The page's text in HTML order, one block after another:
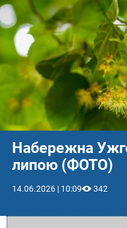
Набережна
липою (ФОТО)
14.06.2026 | 10:09 342